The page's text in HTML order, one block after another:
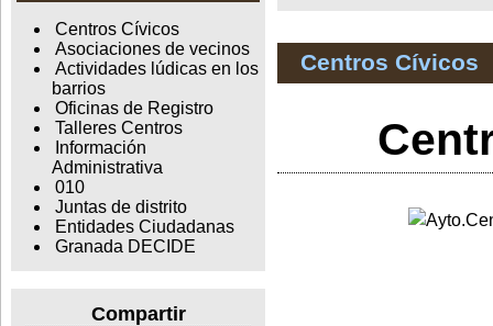
Centros Cívicos
Asociaciones de vecinos
Actividades lúdicas en los
barrios
Oficinas de Registro
Talleres Centros
Información
Administrativa
010
Juntas de distrito
Entidades Ciudadanas
Granada DECIDE
Compartir
Centros Cívicos